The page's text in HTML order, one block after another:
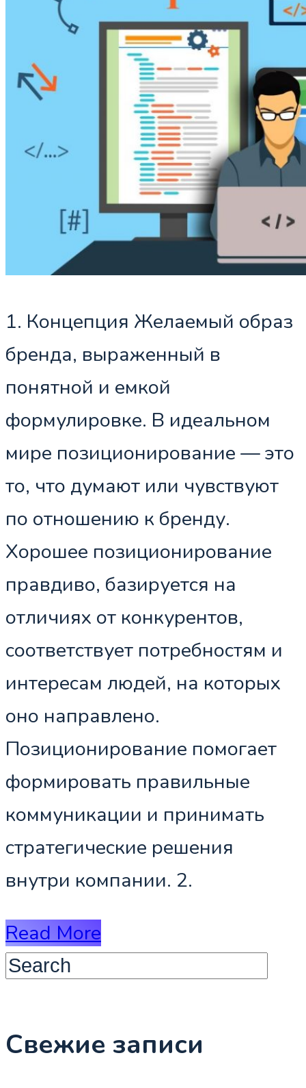
1. Концепция Желаемый образ
бренда, выраженный в
понятной и емкой
формулировке. В идеальном
мире позиционирование — это
то, что думают или чувствуют
по отношению к бренду.
Хорошее позиционирование
правдиво, базируется на
отличиях от конкурентов,
соответствует потребностям и
интересам людей, на которых
оно направлено.
Позиционирование помогает
формировать правильные
коммуникации и принимать
стратегические решения
внутри компании. 2.
Read More
Свежие записи